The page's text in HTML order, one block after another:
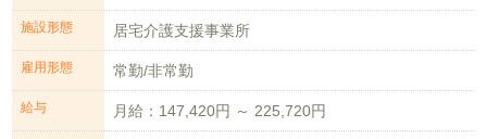
施設形態 居宅介護支援事業所
雇用形態 常勤/非常勤
給与 月給：147,420円 ～ 225,720円